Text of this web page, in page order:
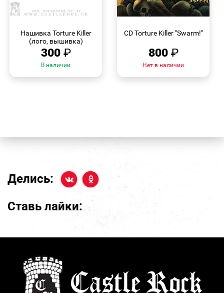
Нашивка Torture Killer
(лого, вышивка)
300 ₽
В наличии
CD Torture Killer "Swarm!"
800 ₽
Нет в наличии
Делись:
Ставь лайки: